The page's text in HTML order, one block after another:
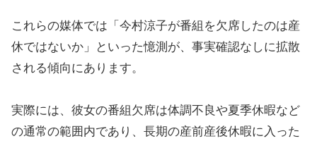
これらの媒体では「今村涼子が番組を欠席したのは産
休ではないか」といった憶測が、事実確認なしに拡散
される傾向にあります。
実際には、彼女の番組欠席は体調不良や夏季休暇など
の通常の範囲内であり、長期の産前産後休暇に入った